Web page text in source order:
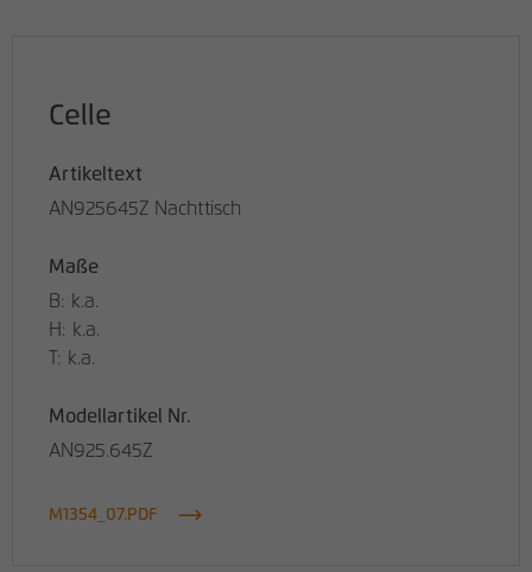
Celle
Artikeltext
AN925645Z Nachttisch
Maße
B: k.a.
H: k.a.
T: k.a.
Modellartikel Nr.
AN925.645Z
M1354_07.PDF